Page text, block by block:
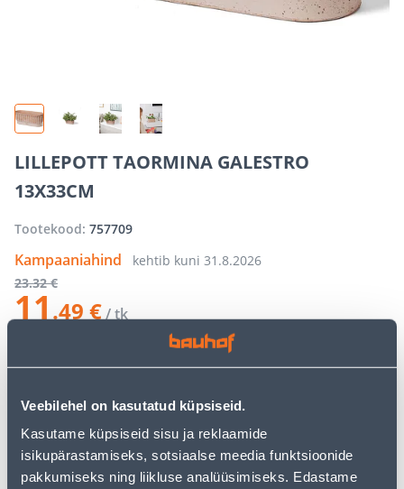
Veebilehel on kasutatud küpsiseid.
Kasutame küpsiseid sisu ja reklaamide
isikupärastamiseks, sotsiaalse meedia funktsioonide
pakkumiseks ning liikluse analüüsimiseks. Edastame
LILLEPOTT TAORMINA GALESTRO
13X33CM
Tootekood: 757709
Kampaaniahind kehtib kuni 31.8.2026
23.32 €
11.49 €/ tk
− + LISA OSTUKORVI
Vaata saadavust